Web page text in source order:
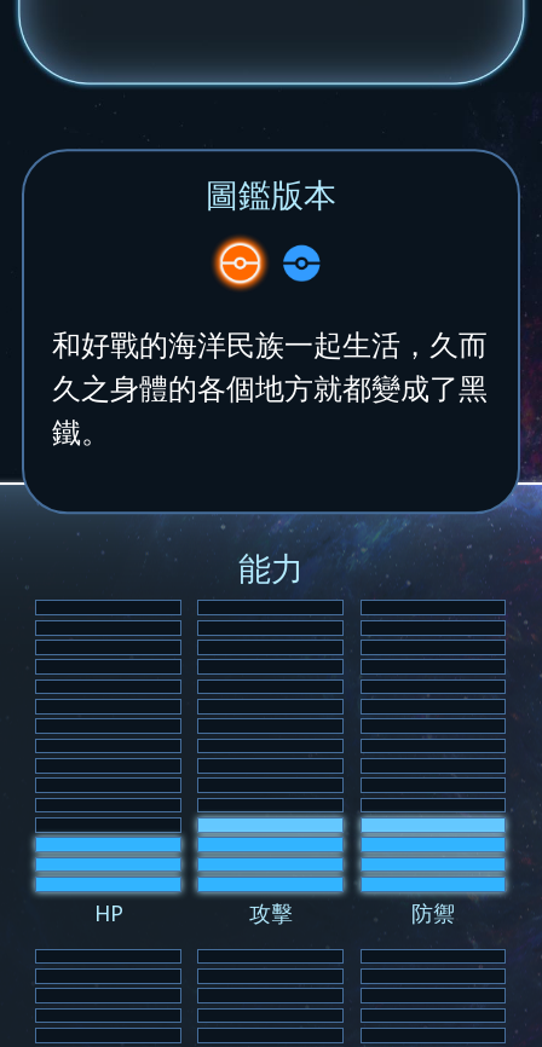
圖鑑版本
和好戰的海洋民族一起生活，久而
久之身體的各個地方就都變成了黑
鐵。
能力
HP 攻擊 防禦